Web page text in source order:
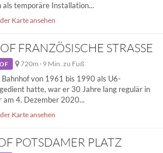
als temporäre Installation...
Karte ansehen
FRANZÖSISCHE STRASSE
720m · 9 Min. zu Fuß
Bahnhof von 1961 bis 1990 als U6-
hatte, war er 30 Jahre lang regulär in
am 4. Dezember 2020...
Karte ansehen
POTSDAMER PLATZ